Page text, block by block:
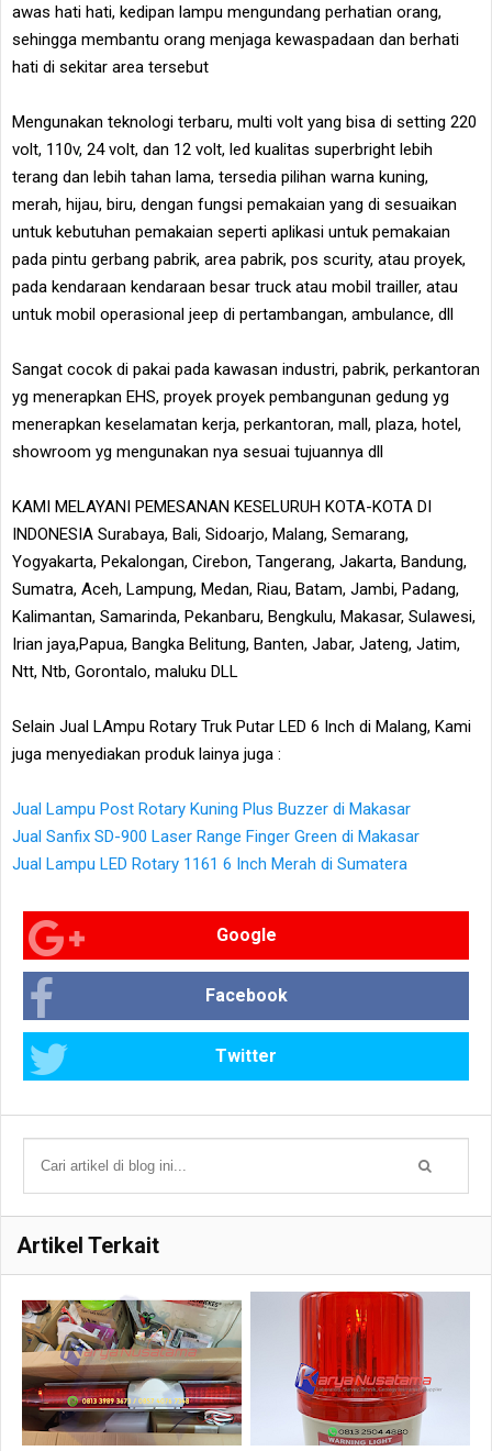
awas hati hati, kedipan lampu mengundang perhatian orang,
sehingga membantu orang menjaga kewaspadaan dan berhati
hati di sekitar area tersebut
Mengunakan teknologi terbaru, multi volt yang bisa di setting 220
volt, 110v, 24 volt, dan 12 volt, led kualitas superbright lebih
terang dan lebih tahan lama, tersedia pilihan warna kuning,
merah, hijau, biru, dengan fungsi pemakaian yang di sesuaikan
untuk kebutuhan pemakaian seperti aplikasi untuk pemakaian
pada pintu gerbang pabrik, area pabrik, pos scurity, atau proyek,
pada kendaraan kendaraan besar truck atau mobil trailler, atau
untuk mobil operasional jeep di pertambangan, ambulance, dll
Sangat cocok di pakai pada kawasan industri, pabrik, perkantoran
yg menerapkan EHS, proyek proyek pembangunan gedung yg
menerapkan keselamatan kerja, perkantoran, mall, plaza, hotel,
showroom yg mengunakan nya sesuai tujuannya dll
KAMI MELAYANI PEMESANAN KESELURUH KOTA-KOTA DI
INDONESIA Surabaya, Bali, Sidoarjo, Malang, Semarang,
Yogyakarta, Pekalongan, Cirebon, Tangerang, Jakarta, Bandung,
Sumatra, Aceh, Lampung, Medan, Riau, Batam, Jambi, Padang,
Kalimantan, Samarinda, Pekanbaru, Bengkulu, Makasar, Sulawesi,
Irian jaya,Papua, Bangka Belitung, Banten, Jabar, Jateng, Jatim,
Ntt, Ntb, Gorontalo, maluku DLL
Selain Jual LAmpu Rotary Truk Putar LED 6 Inch di Malang, Kami
juga menyediakan produk lainya juga :
Jual Lampu Post Rotary Kuning Plus Buzzer di Makasar
Jual Sanfix SD-900 Laser Range Finger Green di Makasar
Jual Lampu LED Rotary 1161 6 Inch Merah di Sumatera
Google
Facebook
Twitter
Artikel Terkait